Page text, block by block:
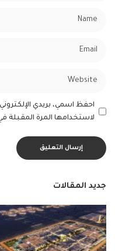
احفظ اسمي، بريدي
لاستخدامها المرة المقبلة
جديد المقالات